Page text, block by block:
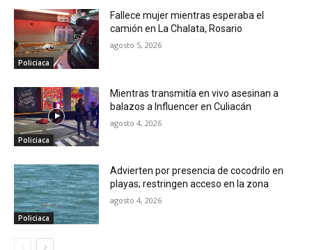
Policiaca
Fallece mujer mientras esperaba el
camión en La Chalata, Rosario
agosto 5, 2026
Policiaca
Mientras transmitía en vivo asesinan a
balazos a Influencer en Culiacán
agosto 4, 2026
Policiaca
Advierten por presencia de cocodrilo en
playas; restringen acceso en la zona
agosto 4, 2026